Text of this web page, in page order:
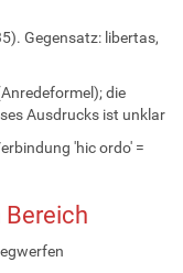
Gegensatz: libertas,
die
Ausdrucks ist unklar
'hic ordo' =